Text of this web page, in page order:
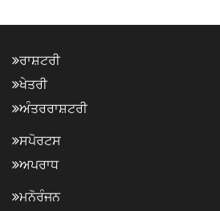
ਰਾਸ਼ਟਰੀ
ਖੇਤਰੀ
ਅੰਤਰਰਾਸ਼ਟਰੀ
ਸਪੋਰਟਸ
ਅਪਰਾਧ
ਮਨੋਰੰਜਨ